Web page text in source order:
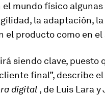
mundo físico
la adaptación,
producto como en el
siendo clave, puesto
final”, describe
digital , de Luis Lara y